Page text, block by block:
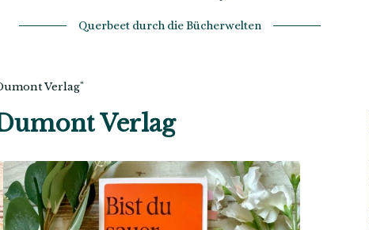
Querbeet durch die Bücherwelten
Verlag"
Verlag